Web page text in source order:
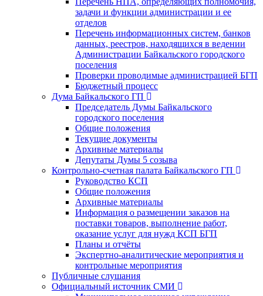
задачи и функции администрации и ее
отделов
Перечень информационных систем, банков
данных, реестров, находящихся в ведении
Администрации Байкальского городского
поселения
Проверки проводимые администрацией БГП
Бюджетный процесс
Дума Байкальского ГП
Председатель Думы Байкальского
городского поселения
Общие положения
Текущие документы
Архивные материалы
Депутаты Думы 5 созыва
Контрольно-счетная палата Байкальского ГП
Руководство КСП
Общие положения
Архивные материалы
Информация о размещении заказов на
поставки товаров, выполнение работ,
оказание услуг для нужд КСП БГП
Планы и отчёты
Экспертно-аналитические мероприятия и
контрольные мероприятия
Публичные слушания
Официальный источник СМИ